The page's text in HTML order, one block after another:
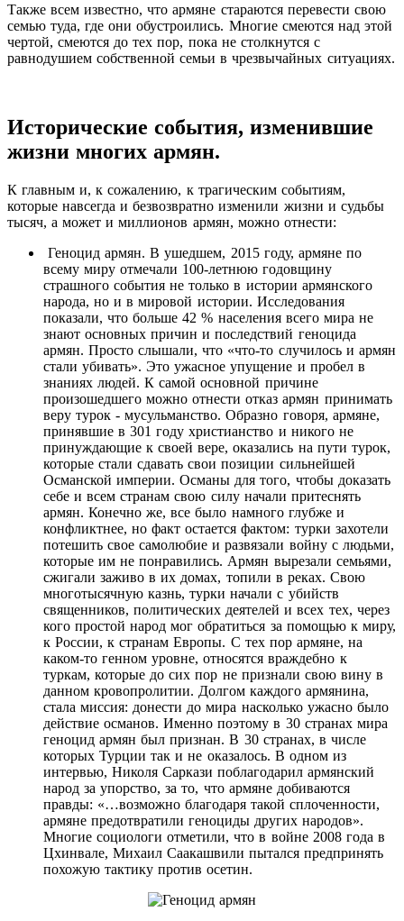
Также всем известно, что армяне стараются перевести свою
семью туда, где они обустроились. Многие смеются над этой
чертой, смеются до тех пор, пока не столкнутся с
равнодушием собственной семьи в чрезвычайных ситуациях.
Исторические события, изменившие
жизни многих армян.
К главным и, к сожалению, к трагическим событиям,
которые навсегда и безвозвратно изменили жизни и судьбы
тысяч, а может и миллионов армян, можно отнести:
Геноцид армян. В ушедшем, 2015 году, армяне по
всему миру отмечали 100-летнюю годовщину
страшного события не только в истории армянского
народа, но и в мировой истории. Исследования
показали, что больше 42 % населения всего мира не
знают основных причин и последствий геноцида
армян. Просто слышали, что «что-то случилось и армян
стали убивать». Это ужасное упущение и пробел в
знаниях людей. К самой основной причине
произошедшего можно отнести отказ армян принимать
веру турок - мусульманство. Образно говоря, армяне,
принявшие в 301 году христианство и никого не
принуждающие к своей вере, оказались на пути турок,
которые стали сдавать свои позиции сильнейшей
Османской империи. Османы для того, чтобы доказать
себе и всем странам свою силу начали притеснять
армян. Конечно же, все было намного глубже и
конфликтнее, но факт остается фактом: турки захотели
потешить свое самолюбие и развязали войну с людьми,
которые им не понравились. Армян вырезали семьями,
сжигали заживо в их домах, топили в реках. Свою
многотысячную казнь, турки начали с убийств
священников, политических деятелей и всех тех, через
кого простой народ мог обратиться за помощью к миру,
к России, к странам Европы. С тех пор армяне, на
каком-то генном уровне, относятся враждебно к
туркам, которые до сих пор не признали свою вину в
данном кровопролитии. Долгом каждого армянина,
стала миссия: донести до мира насколько ужасно было
действие османов. Именно поэтому в 30 странах мира
геноцид армян был признан. В 30 странах, в числе
которых Турции так и не оказалось. В одном из
интервью, Николя Саркази поблагодарил армянский
народ за упорство, за то, что армяне добиваются
правды: «…возможно благодаря такой сплоченности,
армяне предотвратили геноциды других народов».
Многие социологи отметили, что в войне 2008 года в
Цхинвале, Михаил Саакашвили пытался предпринять
похожую тактику против осетин.